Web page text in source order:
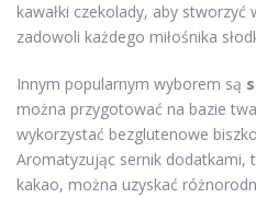
kawałki czekolady, aby
zadowoli każdego miłośnika
Innym popularnym wyborem są
można przygotować na bazie
wykorzystać bezglutenowe
Aromatyzując sernik dodatkami,
kakao, można uzyskać